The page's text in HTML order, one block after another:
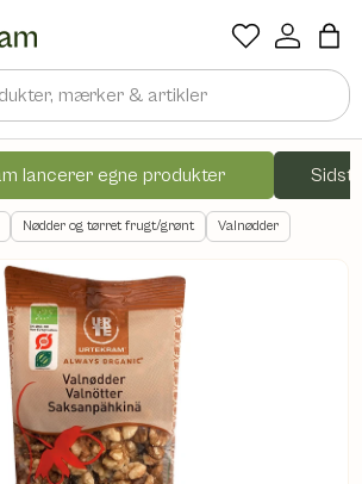
lancerer egne produkter
Nødder og tørret frugt/grønt Valnødder